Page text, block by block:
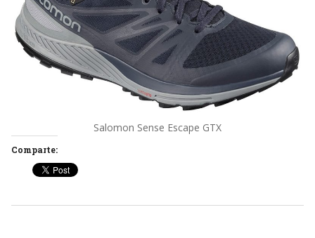
Salomon Sense Escape GTX
Comparte: